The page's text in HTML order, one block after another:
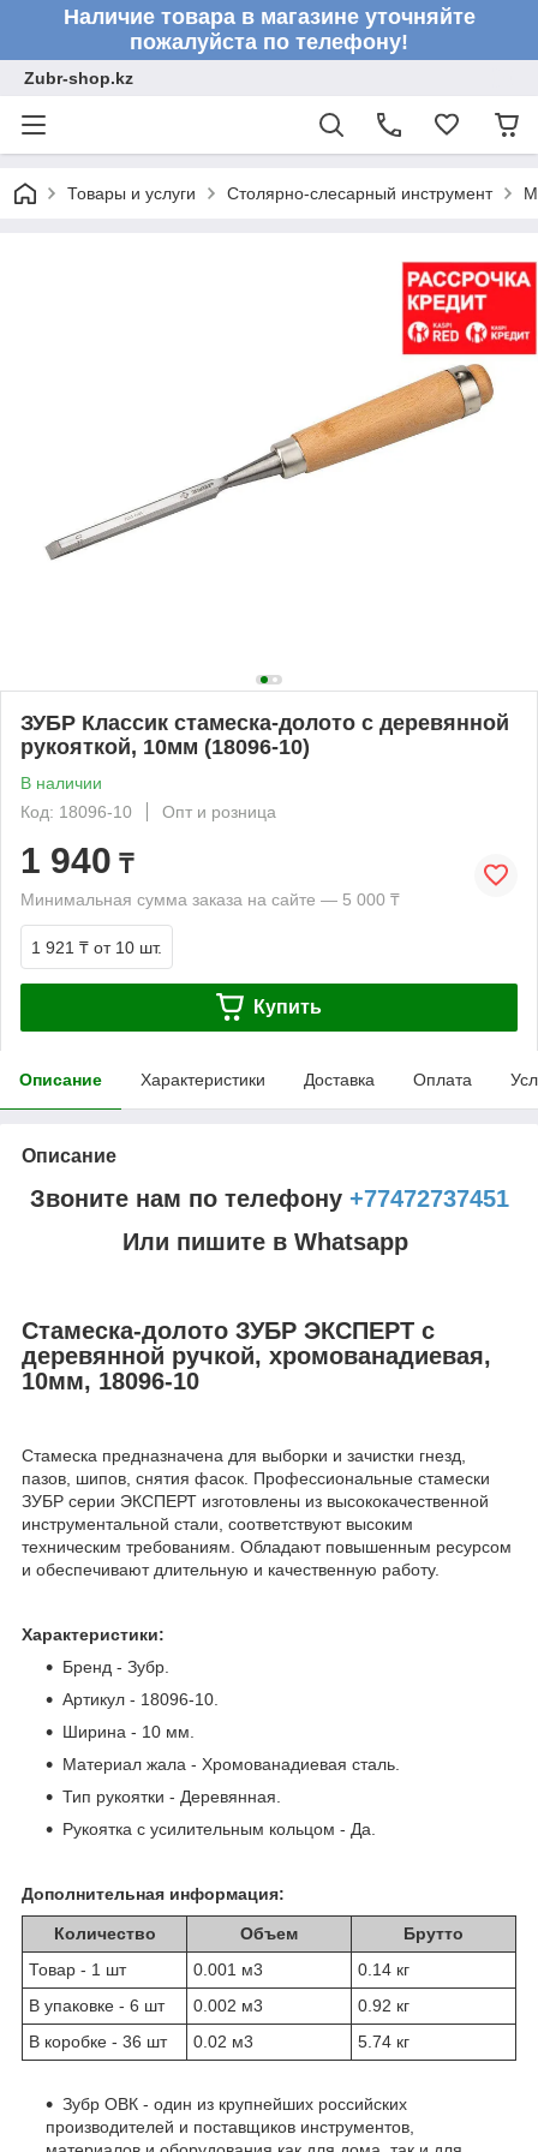
Наличие товара в магазине уточняйте
пожалуйста по телефону!
Zubr-shop.kz
Товары и услуги Столярно-слесарный инструмент
ЗУБР Классик стамеска-долото с деревянной
рукояткой, 10мм (18096-10)
В наличии
Код: 18096-10
Опт и розница
1 940 ₸
Минимальная сумма заказа на сайте — 5 000 ₸
1 921 ₸ от 10 шт.
Купить
Описание Характеристики Доставка Оплата
Описание
Звоните нам по телефону +77472737451
Или пишите в Whatsapp
Стамеска-долото ЗУБР ЭКСПЕРТ с
деревянной ручкой, хромованадиевая,
10мм, 18096-10
Стамеска предназначена для выборки и зачистки гнезд,
пазов, шипов, снятия фасок. Профессиональные стамески
ЗУБР серии ЭКСПЕРТ изготовлены из высококачественной
инструментальной стали, соответствуют высоким
техническим требованиям. Обладают повышенным ресурсом
и обеспечивают длительную и качественную работу.
Характеристики:
Бренд - Зубр.
Артикул - 18096-10.
Ширина - 10 мм.
Материал жала - Хромованадиевая сталь.
Тип рукоятки - Деревянная.
Рукоятка с усилительным кольцом - Да.
Дополнительная информация:
Количество Объем
Брутто
Товар - 1 шт
0.001 м3
0.14 кг
В упаковке - 6 шт
0.002 м3
0.92 кг
В коробке - 36 шт
0.02 м3 5.74 кг
Зубр ОВК - один из крупнейших российских
производителей и поставщиков инструментов,